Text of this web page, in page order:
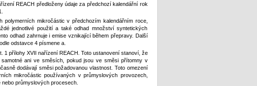
REACH předloženy údaje za předchozí kalendářní rok
mikročástic v předchozím kalendářním roce,
jednotlivé použití a také odhad množství syntetických
odhad zahrnuje i emise vznikající během přepravy. Další
odstavce 4 písmene a.
1 přílohy XVII nařízení REACH. Toto ustanovení stanoví, že
ani ve směsích, pokud jsou ve směsi přítomny v
dodávají směsi požadovanou vlastnost. Toto omezení
mikročástic používaných v průmyslových provozech,
průmyslových procesech.